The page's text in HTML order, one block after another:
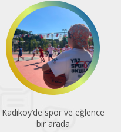
Kadıköy’de spor ve eğlence
bir arada